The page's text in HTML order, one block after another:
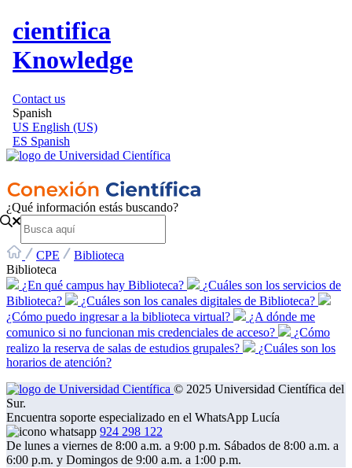
cientifica
Knowledge
Contact us
Spanish
US English (US)
ES Spanish
¿Qué información estás buscando?
CPE
Biblioteca
Biblioteca
¿En qué campus hay Biblioteca?
¿Cuáles son los servicios de
Biblioteca?
¿Cuáles son los canales digitales de Biblioteca?
¿Cómo puedo ingresar a la biblioteca virtual?
¿A dónde me
comunico si no funcionan mis credenciales de acceso?
¿Cómo
realizo la reserva de salas de estudios grupales?
¿Cuáles son los
horarios de atención?
© 2025 Universidad Científica del
Sur.
Encuentra soporte especializado en el WhatsApp Lucía
924 298 122
De lunes a viernes de 8:00 a.m. a 9:00 p.m. Sábados de 8:00 a.m. a
6:00 p.m. y Domingos de 9:00 a.m. a 1:00 p.m.